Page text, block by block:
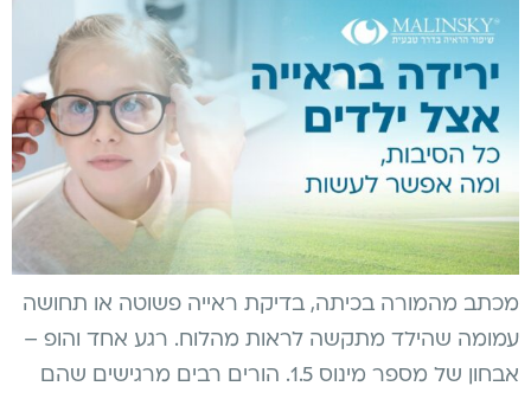
מכתב מהמורה בכיתה, בדיקת ראייה פשוטה או תחושה
עמומה שהילד מתקשה לראות מהלוח. רגע אחד והופ –
אבחון של מספר מינוס 1.5. הורים רבים מרגישים שהם